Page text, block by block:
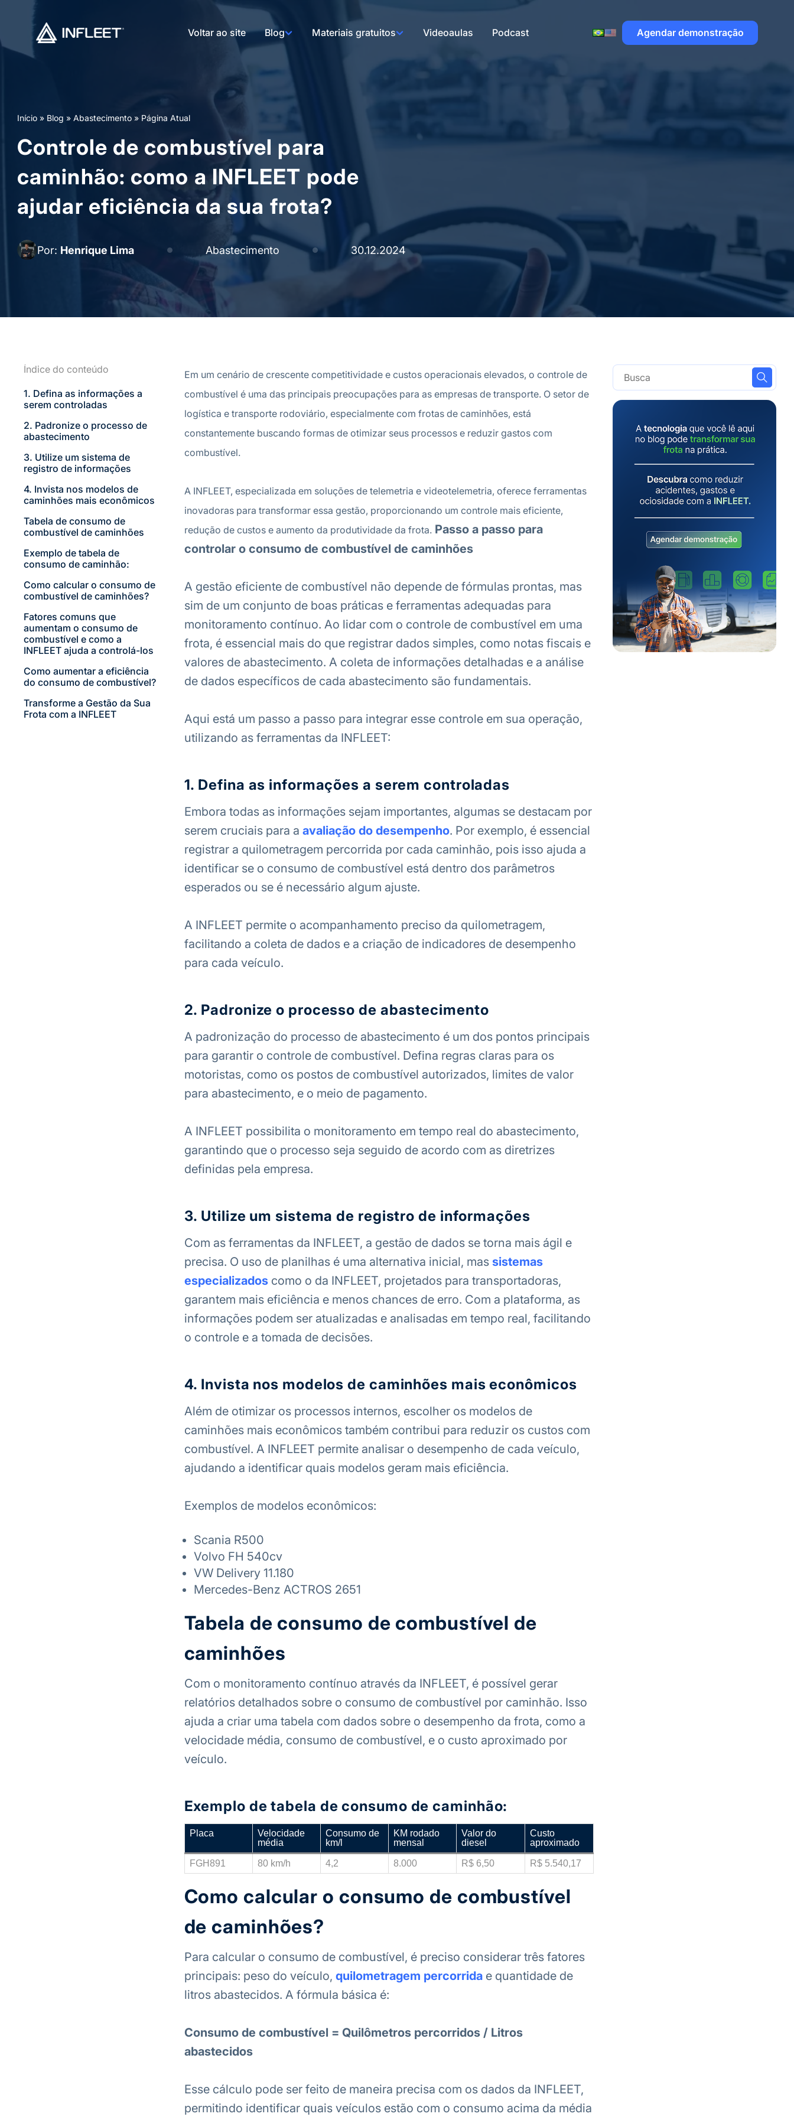
Voltar ao site Blog Materiais gratuitos Videoaulas Podcast Agendar demonstração
Início » Blog » Abastecimento » Página Atual
Controle de combustível para
caminhão: como a INFLEET pode
ajudar eficiência da sua frota?
Por: Henrique Lima Abastecimento 30.12.2024
Índice do conteúdo
1. Defina as informações a
serem controladas
2. Padronize o processo de
abastecimento
3. Utilize um sistema de
registro de informações
4. Invista nos modelos de
caminhões mais econômicos
Tabela de consumo de
combustível de caminhões
Exemplo de tabela de
consumo de caminhão:
Como calcular o consumo de
combustível de caminhões?
Fatores comuns que
aumentam o consumo de
combustível e como a
INFLEET ajuda a controlá-los
Como aumentar a eficiência
do consumo de combustível?
Transforme a Gestão da Sua
Frota com a INFLEET
Em um cenário de crescente competitividade e custos operacionais elevados, o controle de
combustível é uma das principais preocupações para as empresas de transporte. O setor de
logística e transporte rodoviário, especialmente com frotas de caminhões, está
constantemente buscando formas de otimizar seus processos e reduzir gastos com
combustível.
A INFLEET, especializada em soluções de telemetria e videotelemetria, oferece ferramentas
inovadoras para transformar essa gestão, proporcionando um controle mais eficiente,
redução de custos e aumento da produtividade da frota. Passo a passo para
controlar o consumo de combustível de caminhões
A gestão eficiente de combustível não depende de fórmulas prontas, mas
sim de um conjunto de boas práticas e ferramentas adequadas para
monitoramento contínuo. Ao lidar com o controle de combustível em uma
frota, é essencial mais do que registrar dados simples, como notas fiscais e
valores de abastecimento. A coleta de informações detalhadas e a análise
de dados específicos de cada abastecimento são fundamentais.
Aqui está um passo a passo para integrar esse controle em sua operação,
utilizando as ferramentas da INFLEET:
1. Defina as informações a serem controladas
Embora todas as informações sejam importantes, algumas se destacam por
serem cruciais para a avaliação do desempenho. Por exemplo, é essencial
registrar a quilometragem percorrida por cada caminhão, pois isso ajuda a
identificar se o consumo de combustível está dentro dos parâmetros
esperados ou se é necessário algum ajuste.
A INFLEET permite o acompanhamento preciso da quilometragem,
facilitando a coleta de dados e a criação de indicadores de desempenho
para cada veículo.
2. Padronize o processo de abastecimento
A padronização do processo de abastecimento é um dos pontos principais
para garantir o controle de combustível. Defina regras claras para os
motoristas, como os postos de combustível autorizados, limites de valor
para abastecimento, e o meio de pagamento.
A INFLEET possibilita o monitoramento em tempo real do abastecimento,
garantindo que o processo seja seguido de acordo com as diretrizes
definidas pela empresa.
3. Utilize um sistema de registro de informações
Com as ferramentas da INFLEET, a gestão de dados se torna mais ágil e
precisa. O uso de planilhas é uma alternativa inicial, mas sistemas
especializadoscomo o da INFLEET, projetados para transportadoras,
garantem mais eficiência e menos chances de erro. Com a plataforma, as
informações podem ser atualizadas e analisadas em tempo real, facilitando
o controle e a tomada de decisões.
4. Invista nos modelos de caminhões mais econômicos
Além de otimizar os processos internos, escolher os modelos de
caminhões mais econômicos também contribui para reduzir os custos com
combustível. A INFLEET permite analisar o desempenho de cada veículo,
ajudando a identificar quais modelos geram mais eficiência.
Exemplos de modelos econômicos:
Scania R500
Volvo FH 540cv
VW Delivery 11.180
Mercedes-Benz ACTROS 2651
Tabela de consumo de combustível de
caminhões
Com o monitoramento contínuo através da INFLEET, é possível gerar
relatórios detalhados sobre o consumo de combustível por caminhão. Isso
ajuda a criar uma tabela com dados sobre o desempenho da frota, como a
velocidade média, consumo de combustível, e o custo aproximado por
veículo.
Exemplo de tabela de consumo de caminhão:
Placa
Velocidade
média
Consumo de
km/l
KM rodado
mensal
Valor do
diesel
Custo
aproximado
FGH891 80 km/h 4,2 8.000 R$ 6,50 R$ 5.540,17
Como calcular o consumo de combustível
de caminhões?
Para calcular o consumo de combustível, é preciso considerar três fatores
principais: peso do veículo, quilometragem percorridae quantidade de
litros abastecidos. A fórmula básica é:
Consumo de combustível = Quilômetros percorridos / Litros
abastecidos
Esse cálculo pode ser feito de maneira precisa com os dados da INFLEET,
permitindo identificar quais veículos estão com o consumo acima da média